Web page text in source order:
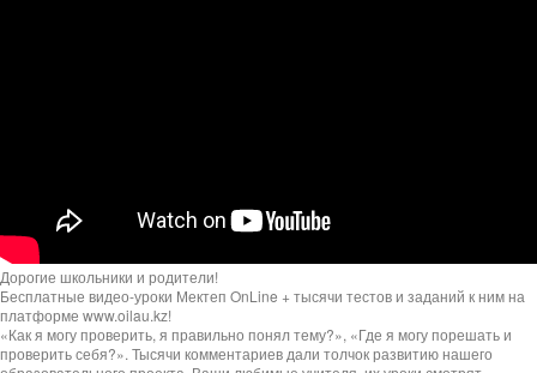
Дорогие школьники и родители!
Бесплатные видео-уроки Мектеп OnLine + тысячи тестов и заданий к ним на
платформе www.oilau.kz!
«Как я могу проверить, я правильно понял тему?», «Где я могу порешать и
проверить себя?». Тысячи комментариев дали толчок развитию нашего